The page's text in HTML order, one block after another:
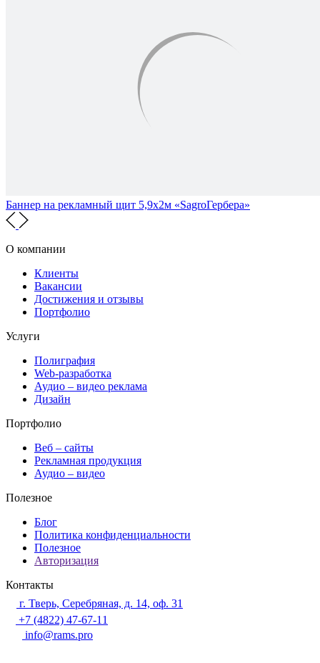
Баннер на рекламный щит 5,9х2м «SagroГербера»
О компании
Клиенты
Вакансии
Достижения и отзывы
Портфолио
Услуги
Полиграфия
Web-разработка
Аудио – видео реклама
Дизайн
Портфолио
Веб – сайты
Рекламная продукция
Аудио – видео
Полезное
Блог
Политика конфиденциальности
Полезное
Авторизация
Контакты
г. Тверь, Серебряная, д. 14, оф. 31
+7 (4822) 47-67-11
info@rams.pro